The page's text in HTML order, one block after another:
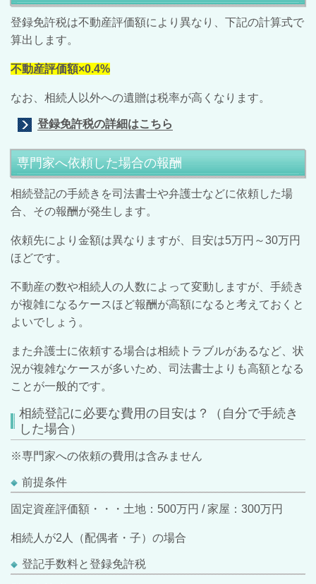
登録免許税は不動産評価額により異なり、下記の計算式で
算出します。
不動産評価額×0.4%
なお、相続人以外への遺贈は税率が高くなります。
登録免許税の詳細はこちら
専門家へ依頼した場合の報酬
相続登記の手続きを司法書士や弁護士などに依頼した場
合、その報酬が発生します。
依頼先により金額は異なりますが、目安は5万円～30万円
ほどです。
不動産の数や相続人の人数によって変動しますが、手続き
が複雑になるケースほど報酬が高額になると考えておくと
よいでしょう。
また弁護士に依頼する場合は相続トラブルがあるなど、状
況が複雑なケースが多いため、司法書士よりも高額となる
ことが一般的です。
相続登記に必要な費用の目安は？（自分で手続き
した場合）
※専門家への依頼の費用は含みません
前提条件
固定資産評価額・・・ 土地：500万円 / 家屋：300万円
相続人が2人（配偶者・子）の場合
登記手数料と登録免許税